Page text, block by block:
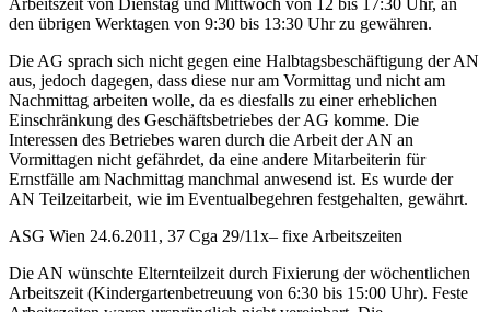
den übrigen Werktagen von 9:30 bis 13:30 Uhr zu gewähren.
Die AG sprach sich nicht gegen eine Halbtagsbeschäftigung der AN
aus, jedoch dagegen, dass diese nur am Vormittag und nicht am
Nachmittag arbeiten wolle, da es diesfalls zu einer erheblichen
Einschränkung des Geschäftsbetriebes der AG komme. Die
Interessen des Betriebes waren durch die Arbeit der AN an
Vormittagen nicht gefährdet, da eine andere Mitarbeiterin für
Ernstfälle am Nachmittag manchmal anwesend ist. Es wurde der
AN Teilzeitarbeit, wie im Eventualbegehren festgehalten, gewährt.
ASG Wien 24.6.2011, 37 Cga 29/11x– fixe Arbeitszeiten
Die AN wünschte Elternteilzeit durch Fixierung der wöchentlichen
Arbeitszeit (Kindergartenbetreuung von 6:30 bis 15:00 Uhr). Feste